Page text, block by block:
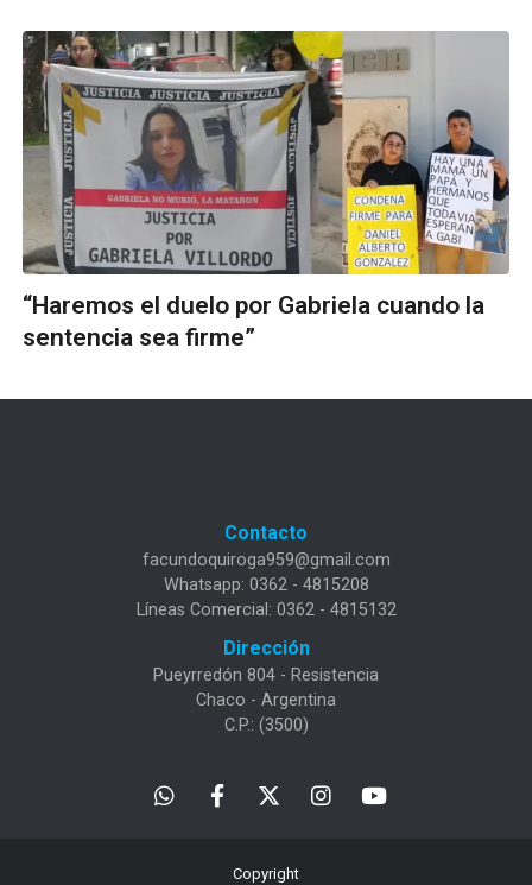
“Haremos el duelo por Gabriela cuando la
sentencia sea firme”
Contacto
facundoquiroga959@gmail.com
Whatsapp: 0362 - 4815208
Líneas Comercial: 0362 - 4815132
Dirección
Pueyrredón 804 - Resistencia
Chaco - Argentina
C.P.: (3500)
Copyright